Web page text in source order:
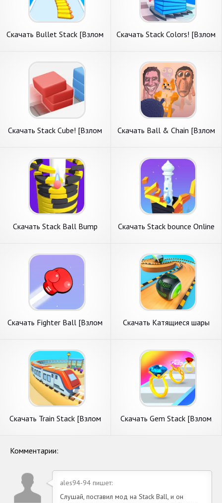
Скачать Bullet Stack [Взлом
Скачать Stack Colors! [Взлом
Скачать Stack Cube! [Взлом
Скачать Ball & Chain [Взлом
Скачать Stack Ball Bump
Скачать Stack bounce Online
Скачать Fighter Ball [Взлом
Скачать Катящиеся шары
Андроид
Скачать Train Stack [Взлом
Скачать Gem Stack [Взлом
Комментарии:
ales94-94 пишет:
Слушай, поставил мод на Stack Ball, и он